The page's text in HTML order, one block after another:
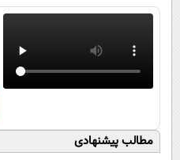
مطالب پیشنهادی